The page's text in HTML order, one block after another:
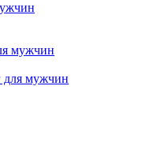
мужчин
для мужчин